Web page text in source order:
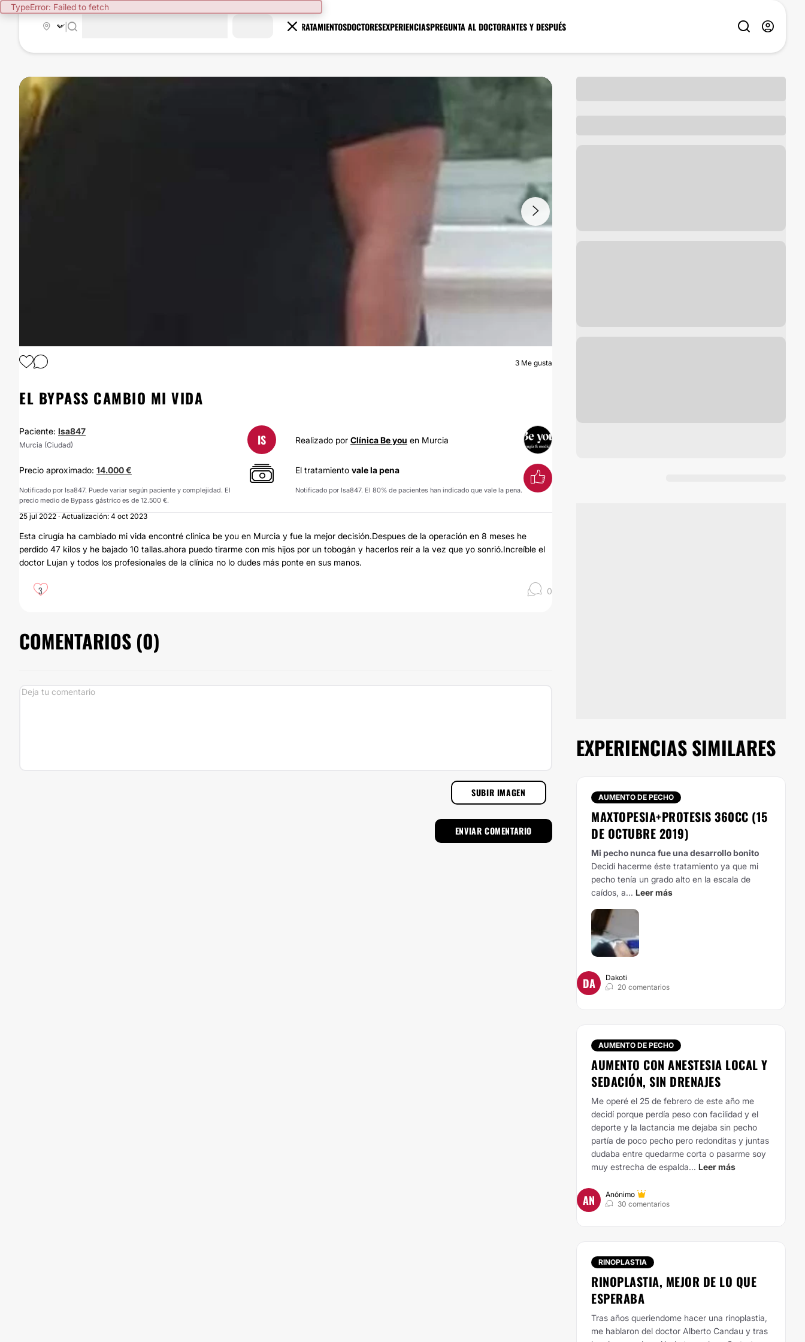
TypeError: Failed to fetch
TRATAMIENTOSDOCTORESEXPERIENCIASPREGUNTA AL DOCTORANTES Y DESPUÉS
BYPASS GÁSTRICO
3 Me gusta
EL BYPASS CAMBIO MI VIDA
Paciente: Isa847
Murcia (Ciudad) IS Realizado por Clínica Be you en Murcia
Precio aproximado: 14.000 €
Notificado por Isa847. Puede variar según paciente y complejidad. El
precio medio de Bypass gástrico es de 12.500 €.
El tratamiento vale la pena
Notificado por Isa847. El 80% de pacientes han indicado que vale la pena.
25 jul 2022 · Actualización: 4 oct 2023
Esta cirugía ha cambiado mi vida encontré clinica be you en Murcia y fue la mejor decisión.Despues de la operación en 8 meses he
perdido 47 kilos y he bajado 10 tallas.ahora puedo tirarme con mis hijos por un tobogán y hacerlos reír a la vez que yo sonrió.Increíble el
doctor Lujan y todos los profesionales de la clínica no lo dudes más ponte en sus manos.
3 0
COMENTARIOS (0)
SUBIR IMAGEN
EXPERIENCIAS SIMILARES
AUMENTO DE PECHO
MAXTOPESIA+PROTESIS 360CC (15
DE OCTUBRE 2019)
Mi pecho nunca fue una desarrollo bonito
Decidí hacerme éste tratamiento ya que mi
pecho tenía un grado alto en la escala de
caídos, a... Leer más
DA
Dakoti
20 comentarios
AUMENTO DE PECHO
AUMENTO CON ANESTESIA LOCAL Y
SEDACIÓN, SIN DRENAJES
Me operé el 25 de febrero de este año me
decidí porque perdía peso con facilidad y el
deporte y la lactancia me dejaba sin pecho
partía de poco pecho pero redonditas y juntas
dudaba entre quedarme corta o pasarme soy
muy estrecha de espalda... Leer más
AN
Anónimo
30 comentarios
RINOPLASTIA
RINOPLASTIA, MEJOR DE LO QUE
ESPERABA
Tras años queriendome hacer una rinoplastia,
me hablaron del doctor Alberto Candau y tras